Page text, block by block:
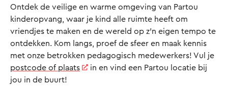
Ontdek de veilige en warme omgeving van Partou
kinderopvang, waar je kind alle ruimte heeft om
vriendjes te maken en de wereld op z’n eigen tempo te
ontdekken. Kom langs, proef de sfeer en maak kennis
met onze betrokken pedagogisch medewerkers! Vul je
postcode of plaats
in en vind een Partou locatie bij
jou in de buurt!